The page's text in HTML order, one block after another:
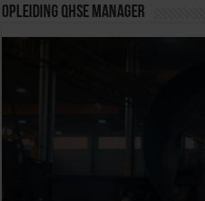
Opleiding QHSE Manager